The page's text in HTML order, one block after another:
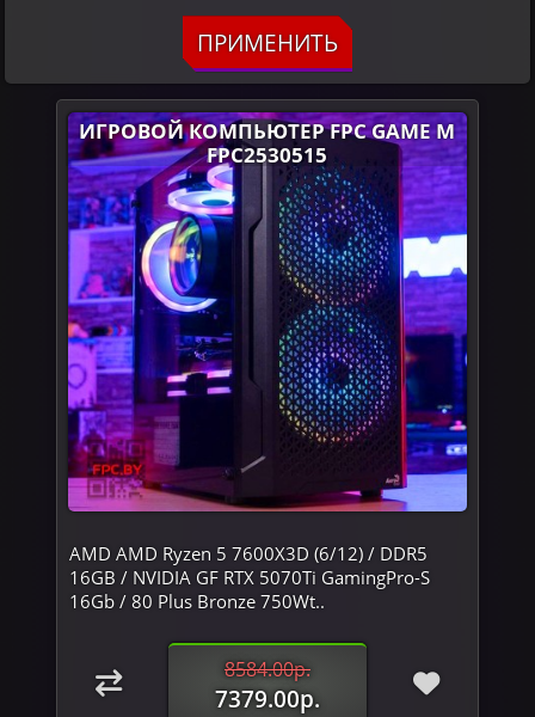
ПРИМЕНИТЬ
ИГРОВОЙ КОМПЬЮТЕР FPC GAME M
FPC2530515
AMD AMD Ryzen 5 7600X3D (6/12) / DDR5
16GB / NVIDIA GF RTX 5070Ti GamingPro-S
16Gb / 80 Plus Bronze 750Wt..
8584.00р.
7379.00р.